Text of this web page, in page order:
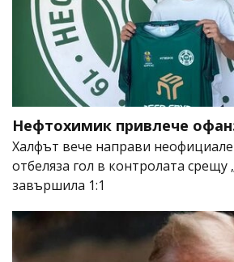
Нефтохимик привлече
Халфът вече направи
отбеляза гол в контролата срещу
завършила 1:1